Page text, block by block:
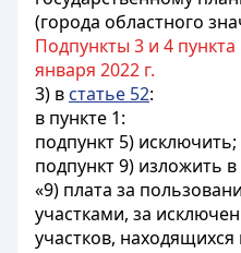
(города областного
Подпункты 3 и 4 пункта
января 2022 г.
3) в статье 52:
в пункте 1:
подпункт 5) исключить;
подпункт 9) изложить
«9) плата за
участками, за
участков,